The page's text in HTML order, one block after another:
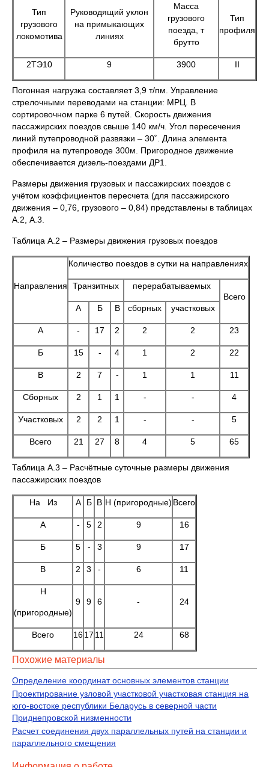
Тип
грузового
локомотива
Руководящий уклон
на примыкающих
линиях
Масса
грузового
поезда, т
брутто
Тип
профиля
2ТЭ10 9 3900 II
Погонная нагрузка составляет 3,9 т/пм. Управление
стрелочными переводами на станции: МРЦ. В
сортировочном парке 6 путей. Скорость движения
пассажирских поездов свыше 140 км/ч. Угол пересечения
линий путепроводной развязки – 30˚. Длина элемента
профиля на путепроводе 300м. Пригородное движение
обеспечивается дизель-поездами ДР1.
Размеры движения грузовых и пассажирских поездов с
учётом коэффициентов пересчета (для пассажирского
движения – 0,76, грузового – 0,84) представлены в таблицах
А.2, А.3.
Таблица А.2 – Размеры движения грузовых поездов
Направления
Количество поездов в сутки на направлениях
Транзитных
перерабатываемых
Всего
А
Б В сборных участковых
А - 17 2 2 2 23
Б 15 - 4 1 2 22
В 2 7 - 1 1 11
Сборных 2 1 1 - - 4
Участковых 2 2 1 - - 5
Всего 21 27 8 4 5 65
Таблица А.3 – Расчётные суточные размеры движения
пассажирских поездов
На Из А Б В Н (пригородные) Всего
А - 5 2 9 16
Б 5 - 3 9 17
В 2 3 - 6 11
Н
(пригородные)
9 9 6 - 24
Всего 1617 11 24 68
Похожие материалы
Определение координат основных элементов станции
Проектирование узловой участковой участковая станция на
юго-востоке республики Беларусь в северной части
Приднепровской низменности
Расчет соединения двух параллельных путей на станции и
параллельного смещения